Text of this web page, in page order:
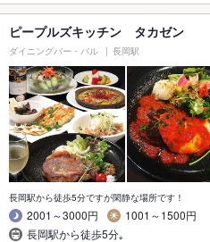
ピープルズキッチン タカゼン
ダイニングバー・バル 長岡駅
長岡駅から徒歩5分ですが閑静な場所です！
2001～3000円
1001～1500円
長岡駅から徒歩5分｡